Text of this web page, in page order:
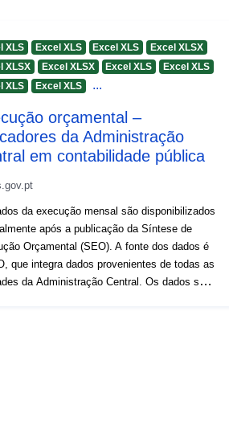
XLS Excel XLS Excel XLS
Excel XLSX
XLSX
Excel XLSX Excel XLS
Excel XLS
XLS
Excel XLS ...
orçamental –
da Administração
em contabilidade pública
da execução mensal são disponibilizados
após a publicação da Síntese de
Orçamental (SEO). A fonte dos dados é
que integra dados provenientes de todas as
da Administração Central. Os dados são